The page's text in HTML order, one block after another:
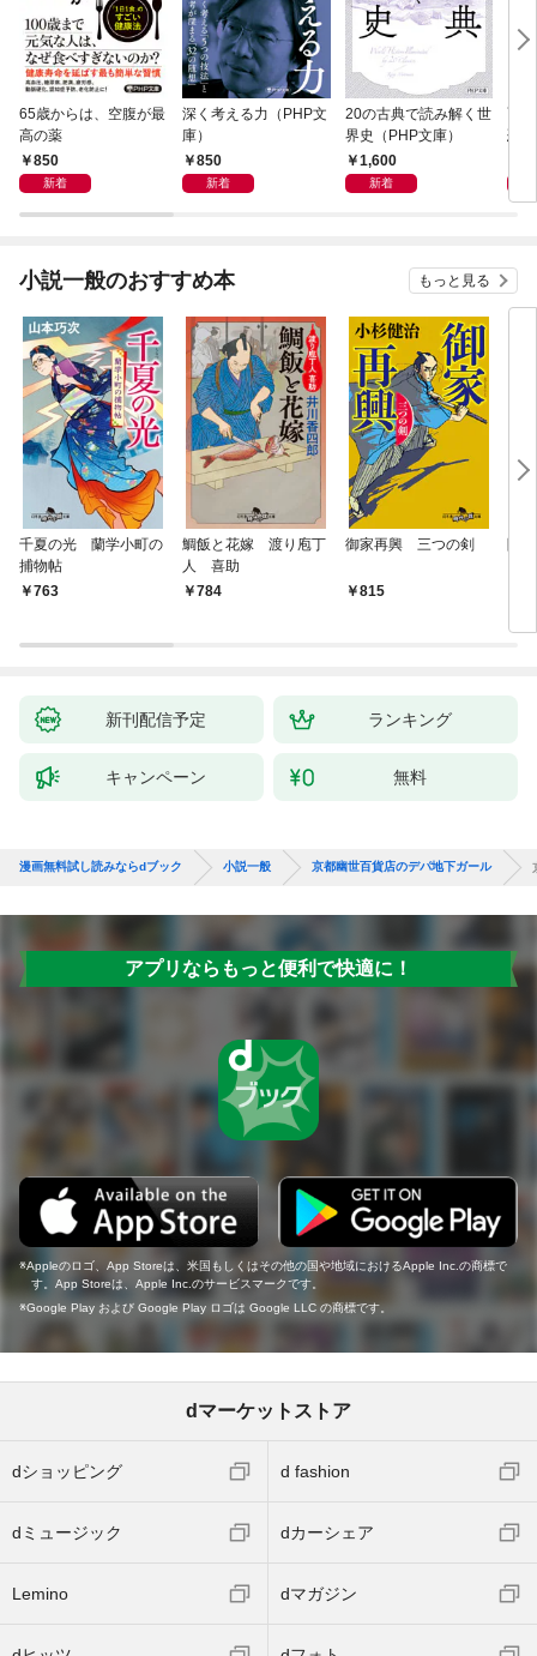
65歳からは、空腹が最
高の薬
850
新着
深く考える力（PHP文
庫）
850
新着
20の古典で読み解く世
界史（PHP文庫）
1,600
新着
面
恐
小説一般のおすすめ本 もっと見る
千夏の光 蘭学小町の
捕物帖
763
鯛飯と花嫁 渡り庖丁
人 喜助
784
御家再興 三つの剣
815
降
新刊配信予定 ランキング
キャンペーン 無料
漫画無料試し読みならdブック 小説一般 京都幽世百貨店のデパ地下ガール
アプリならもっと便利で快適に！
Appleのロゴ、App Storeは、米国もしくはその他の国や地域におけるApple Inc.の商標で
す。App Storeは、Apple Inc.のサービスマークです。
Google Play および Google Play ロゴは Google LLC の商標です。
dマーケットストア
dショッピング d fashion
dミュージック dカーシェア
Lemino dマガジン